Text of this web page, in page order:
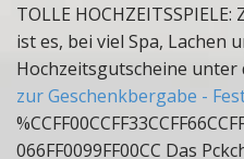
TOLLE
ist es, bei viel Spa, Lachen
Hochzeitsgutscheine unter
zur Geschenkbergabe -
066FF0099FF00CC Das